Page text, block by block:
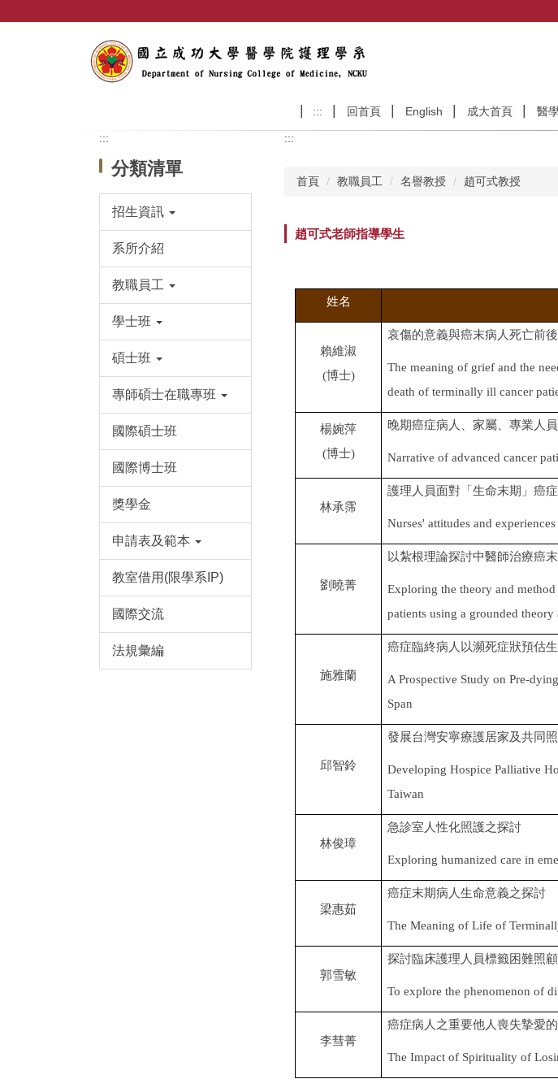
::: 回首頁 English 成大首頁 醫
:::
分類清單
招生資訊
系所介紹
教職員工
學士班
碩士班
專師碩士在職專班
國際碩士班
國際博士班
獎學金
申請表及範本
教室借用(限學系IP)
國際交流
法規彙編
:::
首頁 教職員工 名譽教授 趙可式教授
趙可式老師指導學生
姓名
賴維淑
(博士)
哀傷的意義與癌末病人死亡前
The meaning of grief and the
death of terminally ill cancer
楊婉萍
(博士)
晚期癌症病人、家屬、專業人
Narrative of advanced cancer
林承霈
護理人員面對「生命末期」癌
Nurses' attitudes and
劉曉菁
以紮根理論探討中醫師治療癌
Exploring the theory and
patients using a grounded theory
施雅蘭
癌症臨終病人以瀕死症狀預估
A Prospective Study on Pre-
Span
邱智鈴
發展台灣安寧療護居家及共同
Developing Hospice Palliative
Taiwan
林俊璋
急診室人性化照護之探討
Exploring humanized care in
梁惠茹
癌症末期病人生命意義之探討
The Meaning of Life of
郭雪敏
探討臨床護理人員標籤困難照
To explore the phenomenon of
李彗菁
癌症病人之重要他人喪失摯愛
The Impact of Spirituality of